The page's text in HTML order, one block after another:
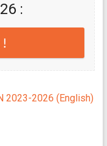
:
2023-2026 (English)